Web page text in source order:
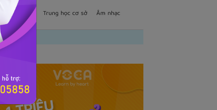
Trẻ em Trung học cơ sở Âm nhạc